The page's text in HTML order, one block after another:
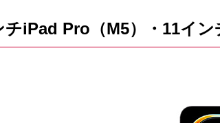
チiPad Pro（M5）・11イン